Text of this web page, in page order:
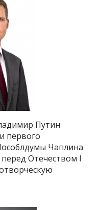
Путин
первого
Чаплина
Отечеством I